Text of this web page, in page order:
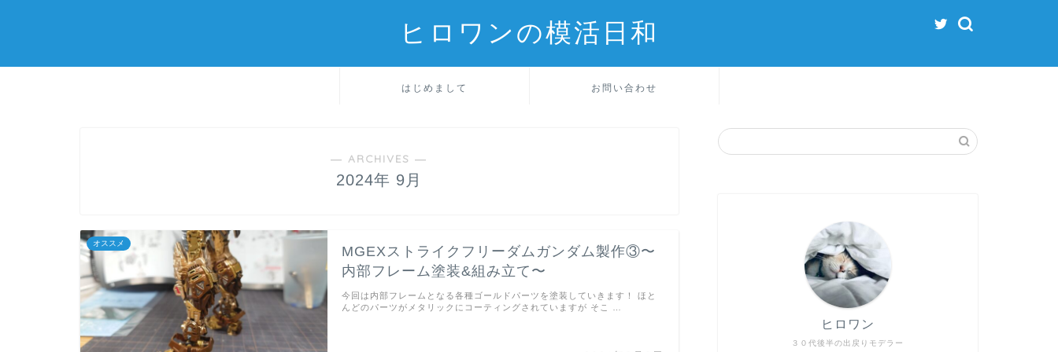
ヒロワンの模活日和
はじめまして お問い合わせ
― ARCHIVES ―
2024年 9月
オススメ
MGEXストライクフリーダムガンダム製作③〜
内部フレーム塗装&組み立て〜
今回は内部フレームとなる各種ゴールドパーツを塗装していきます！ ほと
んどのパーツがメタリックにコーティングされていますが そこ …
３０代後半の出戻りモデラー
ヒロワン